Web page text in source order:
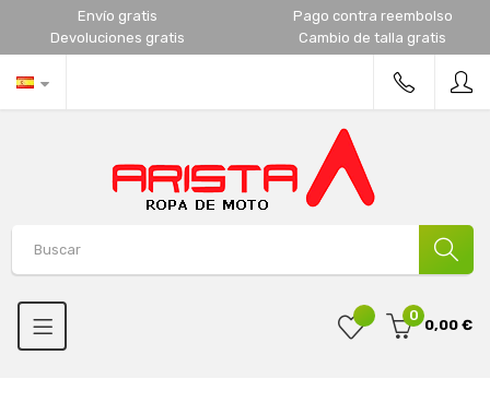
Envío gratis
Pago contra reembolso
Devoluciones gratis
Cambio de talla gratis
0
0,00 €